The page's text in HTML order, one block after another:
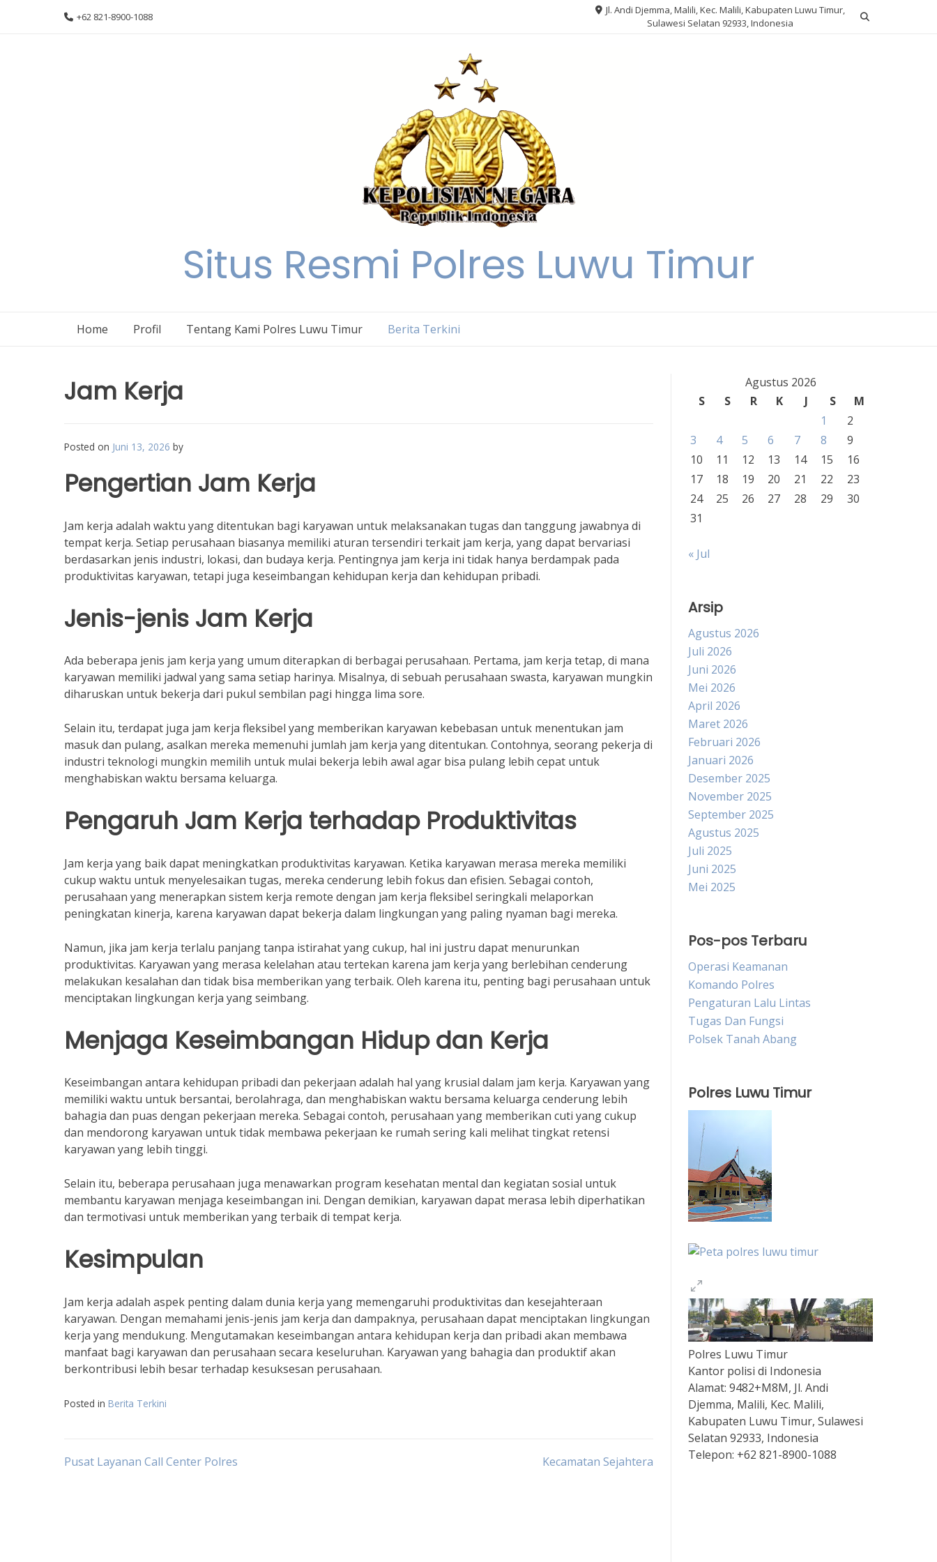
+62 821-8900-1088
Jl. Andi Djemma, Malili, Kec. Malili, Kabupaten Luwu Timur,
Sulawesi Selatan 92933, Indonesia
Situs Resmi Polres Luwu Timur
Home Profil Tentang Kami Polres Luwu Timur Berita Terkini
Jam Kerja
Posted on Juni 13, 2026 by
Pengertian Jam Kerja
Jam kerja adalah waktu yang ditentukan bagi karyawan untuk melaksanakan tugas dan tanggung jawabnya di
tempat kerja. Setiap perusahaan biasanya memiliki aturan tersendiri terkait jam kerja, yang dapat bervariasi
berdasarkan jenis industri, lokasi, dan budaya kerja. Pentingnya jam kerja ini tidak hanya berdampak pada
produktivitas karyawan, tetapi juga keseimbangan kehidupan kerja dan kehidupan pribadi.
Jenis-jenis Jam Kerja
Ada beberapa jenis jam kerja yang umum diterapkan di berbagai perusahaan. Pertama, jam kerja tetap, di mana
karyawan memiliki jadwal yang sama setiap harinya. Misalnya, di sebuah perusahaan swasta, karyawan mungkin
diharuskan untuk bekerja dari pukul sembilan pagi hingga lima sore.
Selain itu, terdapat juga jam kerja fleksibel yang memberikan karyawan kebebasan untuk menentukan jam
masuk dan pulang, asalkan mereka memenuhi jumlah jam kerja yang ditentukan. Contohnya, seorang pekerja di
industri teknologi mungkin memilih untuk mulai bekerja lebih awal agar bisa pulang lebih cepat untuk
menghabiskan waktu bersama keluarga.
Pengaruh Jam Kerja terhadap Produktivitas
Jam kerja yang baik dapat meningkatkan produktivitas karyawan. Ketika karyawan merasa mereka memiliki
cukup waktu untuk menyelesaikan tugas, mereka cenderung lebih fokus dan efisien. Sebagai contoh,
perusahaan yang menerapkan sistem kerja remote dengan jam kerja fleksibel seringkali melaporkan
peningkatan kinerja, karena karyawan dapat bekerja dalam lingkungan yang paling nyaman bagi mereka.
Namun, jika jam kerja terlalu panjang tanpa istirahat yang cukup, hal ini justru dapat menurunkan
produktivitas. Karyawan yang merasa kelelahan atau tertekan karena jam kerja yang berlebihan cenderung
melakukan kesalahan dan tidak bisa memberikan yang terbaik. Oleh karena itu, penting bagi perusahaan untuk
menciptakan lingkungan kerja yang seimbang.
Menjaga Keseimbangan Hidup dan Kerja
Keseimbangan antara kehidupan pribadi dan pekerjaan adalah hal yang krusial dalam jam kerja. Karyawan yang
memiliki waktu untuk bersantai, berolahraga, dan menghabiskan waktu bersama keluarga cenderung lebih
bahagia dan puas dengan pekerjaan mereka. Sebagai contoh, perusahaan yang memberikan cuti yang cukup
dan mendorong karyawan untuk tidak membawa pekerjaan ke rumah sering kali melihat tingkat retensi
karyawan yang lebih tinggi.
Selain itu, beberapa perusahaan juga menawarkan program kesehatan mental dan kegiatan sosial untuk
membantu karyawan menjaga keseimbangan ini. Dengan demikian, karyawan dapat merasa lebih diperhatikan
dan termotivasi untuk memberikan yang terbaik di tempat kerja.
Kesimpulan
Jam kerja adalah aspek penting dalam dunia kerja yang memengaruhi produktivitas dan kesejahteraan
karyawan. Dengan memahami jenis-jenis jam kerja dan dampaknya, perusahaan dapat menciptakan lingkungan
kerja yang mendukung. Mengutamakan keseimbangan antara kehidupan kerja dan pribadi akan membawa
manfaat bagi karyawan dan perusahaan secara keseluruhan. Karyawan yang bahagia dan produktif akan
berkontribusi lebih besar terhadap kesuksesan perusahaan.
Posted in Berita Terkini
Navigasi
Pusat Layanan Call Center Polres Kecamatan Sejahtera
Agustus 2026
S
S R K J S
M
1
2
3
4 5 6 7 8
9
10
11 12 13 14 15
16
17
18 19 20 21 22
23
24
25 26 27 28 29
30
31
« Jul
Arsip
Agustus 2026
Juli 2026
Juni 2026
Mei 2026
April 2026
Maret 2026
Februari 2026
Januari 2026
Desember 2025
November 2025
September 2025
Agustus 2025
Juli 2025
Juni 2025
Mei 2025
Pos-pos Terbaru
Operasi Keamanan
Komando Polres
Pengaturan Lalu Lintas
Tugas Dan Fungsi
Polsek Tanah Abang
Polres Luwu Timur
Polres Luwu Timur
Kantor polisi di Indonesia
Alamat: 9482+M8M, Jl. Andi
Djemma, Malili, Kec. Malili,
Kabupaten Luwu Timur, Sulawesi
Selatan 92933, Indonesia
Telepon: +62 821-8900-1088